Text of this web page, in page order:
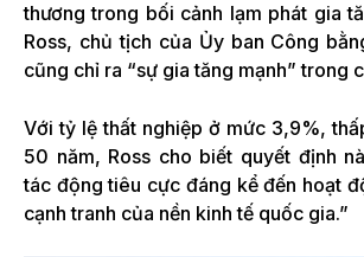
thương trong bối cảnh lạm phát gia
Ross, chủ tịch của Ủy ban Công
cũng chỉ ra “sự gia tăng mạnh” trong
Với tỷ lệ thất nghiệp ở mức 3,9%,
50 năm, Ross cho biết quyết định
tác động tiêu cực đáng kể đến hoạt
cạnh tranh của nền kinh tế quốc gia.”